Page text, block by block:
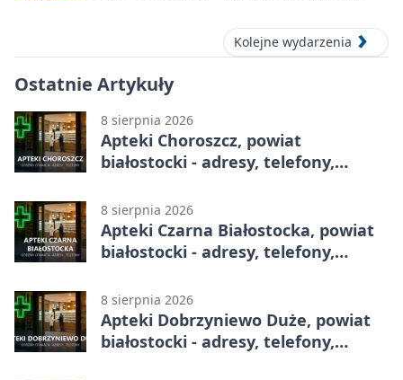
Kolejne wydarzenia
Ostatnie Artykuły
8 sierpnia 2026
Apteki Choroszcz, powiat
białostocki - adresy, telefony,
8 sierpnia 2026
Apteki Czarna Białostocka, powiat
białostocki - adresy, telefony,
8 sierpnia 2026
Apteki Dobrzyniewo Duże, powiat
białostocki - adresy, telefony,